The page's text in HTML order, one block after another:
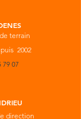
terrain
2002
79 07
direction